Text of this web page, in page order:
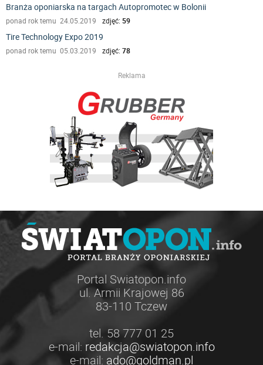
Branża oponiarska na targach Autopromotec w Bolonii
ponad rok temu 24.05.2019 zdjęć: 59
Tire Technology Expo 2019
ponad rok temu 05.03.2019 zdjęć: 78
Reklama
Portal Swiatopon.info
ul. Armii Krajowej 86
83-110 Tczew
tel. 58 777 01 25
e-mail: redakcja@swiatopon.info
e-mail: ado@goldman.pl